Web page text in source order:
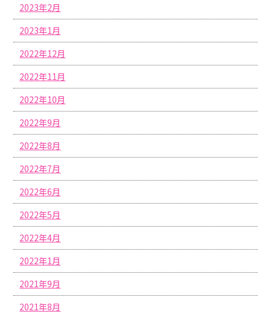
2023年2月
2023年1月
2022年12月
2022年11月
2022年10月
2022年9月
2022年8月
2022年7月
2022年6月
2022年5月
2022年4月
2022年1月
2021年9月
2021年8月